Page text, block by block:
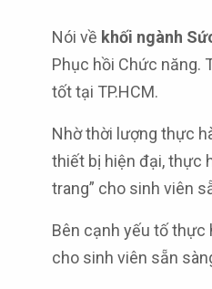
Nói về khối ngành
Phục hồi Chức năng.
tốt tại TP.HCM.
Nhờ thời lượng thực
thiết bị hiện đại, thực
trang” cho sinh viên
Bên cạnh yếu tố thực
cho sinh viên sẵn